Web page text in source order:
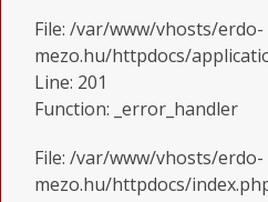
File: /var/www/vhosts/erdo-
mezo.hu/httpdocs/
Line: 201
Function: _error_handler
File: /var/www/vhosts/erdo-
mezo.hu/httpdocs/